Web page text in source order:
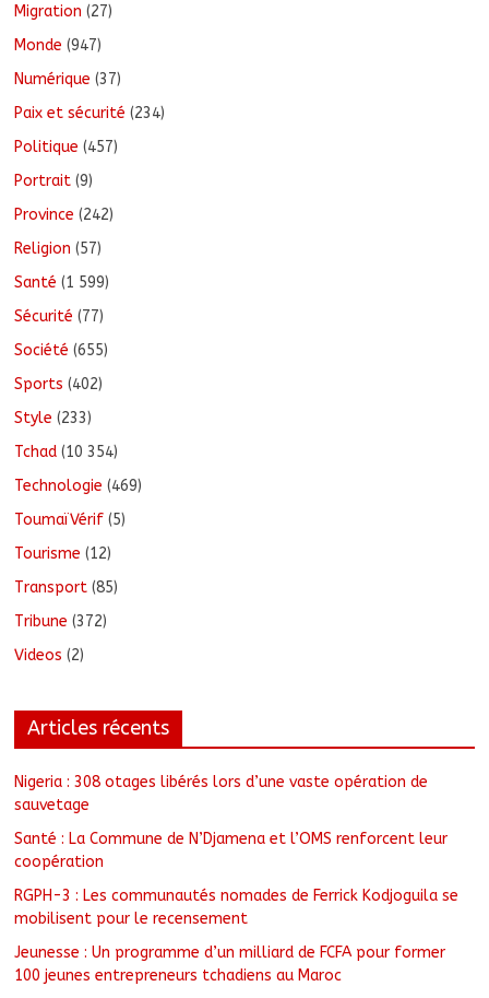
Migration (27)
Monde (947)
Numérique (37)
Paix et sécurité (234)
Politique (457)
Portrait (9)
Province (242)
Religion (57)
Santé (1 599)
Sécurité (77)
Société (655)
Sports (402)
Style (233)
Tchad (10 354)
Technologie (469)
ToumaïVérif (5)
Tourisme (12)
Transport (85)
Tribune (372)
Videos (2)
Articles récents
Nigeria : 308 otages libérés lors d’une vaste opération de
sauvetage
Santé : La Commune de N’Djamena et l’OMS renforcent leur
coopération
RGPH-3 : Les communautés nomades de Ferrick Kodjoguila se
mobilisent pour le recensement
Jeunesse : Un programme d’un milliard de FCFA pour former
100 jeunes entrepreneurs tchadiens au Maroc